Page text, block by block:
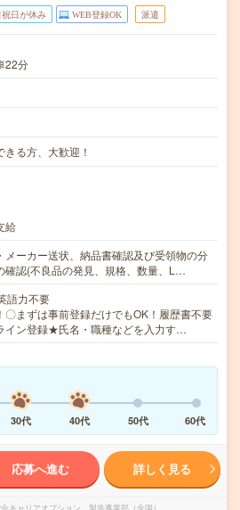
祝日が休み WEB登録OK 派遣
22分
る方、大歓迎！
給
メーカー送状、納品書確認及び受領物の分
確認(不良品の発見、規格、数量、L…
語力不要
まずは事前登録だけでもOK！履歴書不要
イン登録★氏名・職種などを入力す…
30代 40代 50代 60代
応募へ進む 詳しく見る